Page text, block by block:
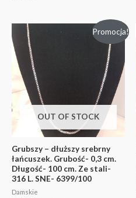
Promocja!
OUT OF STOCK
Grubszy – dłuższy srebrny
łańcuszek. Grubość- 0,3 cm.
Długość- 100 cm. Ze stali-
316 L. SNE- 6399/100
Damskie